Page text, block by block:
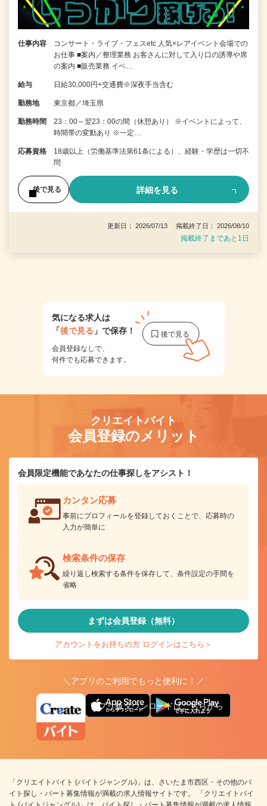
仕事内容
コンサート・ライブ・フェスetc 人気×レアイベント会場での
お仕事 ■案内／整理業務 お客さんに対して入り口の誘導や席
の案内 ■販売業務 イベ…
給与 日給30,000円+交通費※深夜手当含む
勤務地 東京都／埼玉県
勤務時間
23：00～翌23：00の間（休憩あり） ※イベントによって、
時間帯の変動あり ※一定…
応募資格
18歳以上（労働基準法第61条による）、経験・学歴は一切不
問
後で見る 詳細を見る
更新日： 2026/07/13 掲載終了日： 2026/08/10
掲載終了まであと1日
1
気になる求人は
「後で見る 」で保存！
会員登録なしで、
何件でも応募できます。
クリエイトバイト
会員登録のメリット
会員限定機能であなたの仕事探しをアシスト！
カンタン応募
事前にプロフィールを登録しておくことで、応募時の
入力が簡単に
検索条件の保存
繰り返し検索する条件を保存して、条件設定の手間を
省略
まずは会員登録（無料）
アカウントをお持ちの方 ログインはこちら＞
＼アプリのご利用でもっと便利に！／
アプリ版ダウンロードはこちらから
「クリエイトバイト (バイトジャングル)」は、さいたま市西区・その他のバ
イト探し・パート募集情報が満載の求人情報サイトです。 「クリエイトバイ